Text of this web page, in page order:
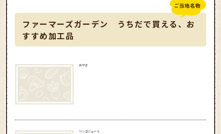
ファーマーズガーデン うちだで買える、お
すすめ加工品
おやき
リンゴジュース